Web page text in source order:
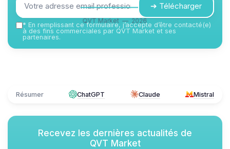
QVT Market — 2026
➔ Télécharger
* En remplissant ce formulaire, j’accepte d’être contacté(e)
à des fins commerciales par QVT Market et ses
partenaires.
Résumer ChatGPT Claude Mistral
Recevez les dernières actualités de
QVT Market